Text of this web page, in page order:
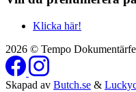
Klicka här!
2026 © Tempo
Skapad av Butch.se &